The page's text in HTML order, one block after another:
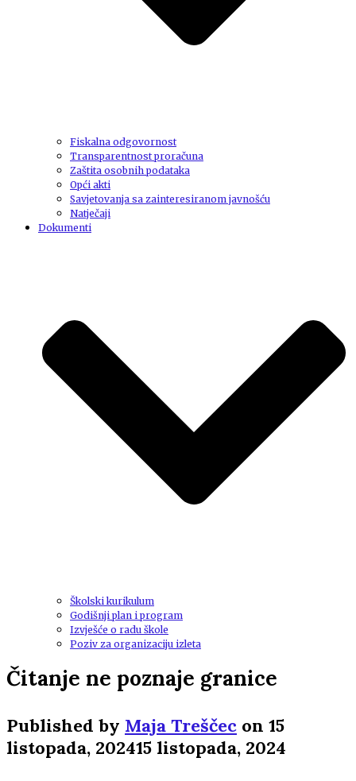
Fiskalna odgovornost
Transparentnost proračuna
Zaštita osobnih podataka
Opći akti
Savjetovanja sa zainteresiranom javnošću
Natječaji
Dokumenti
Školski kurikulum
Godišnji plan i program
Izvješće o radu škole
Poziv za organizaciju izleta
Čitanje ne poznaje granice
Published by Maja Treščec on 15
listopada, 202415 listopada, 2024